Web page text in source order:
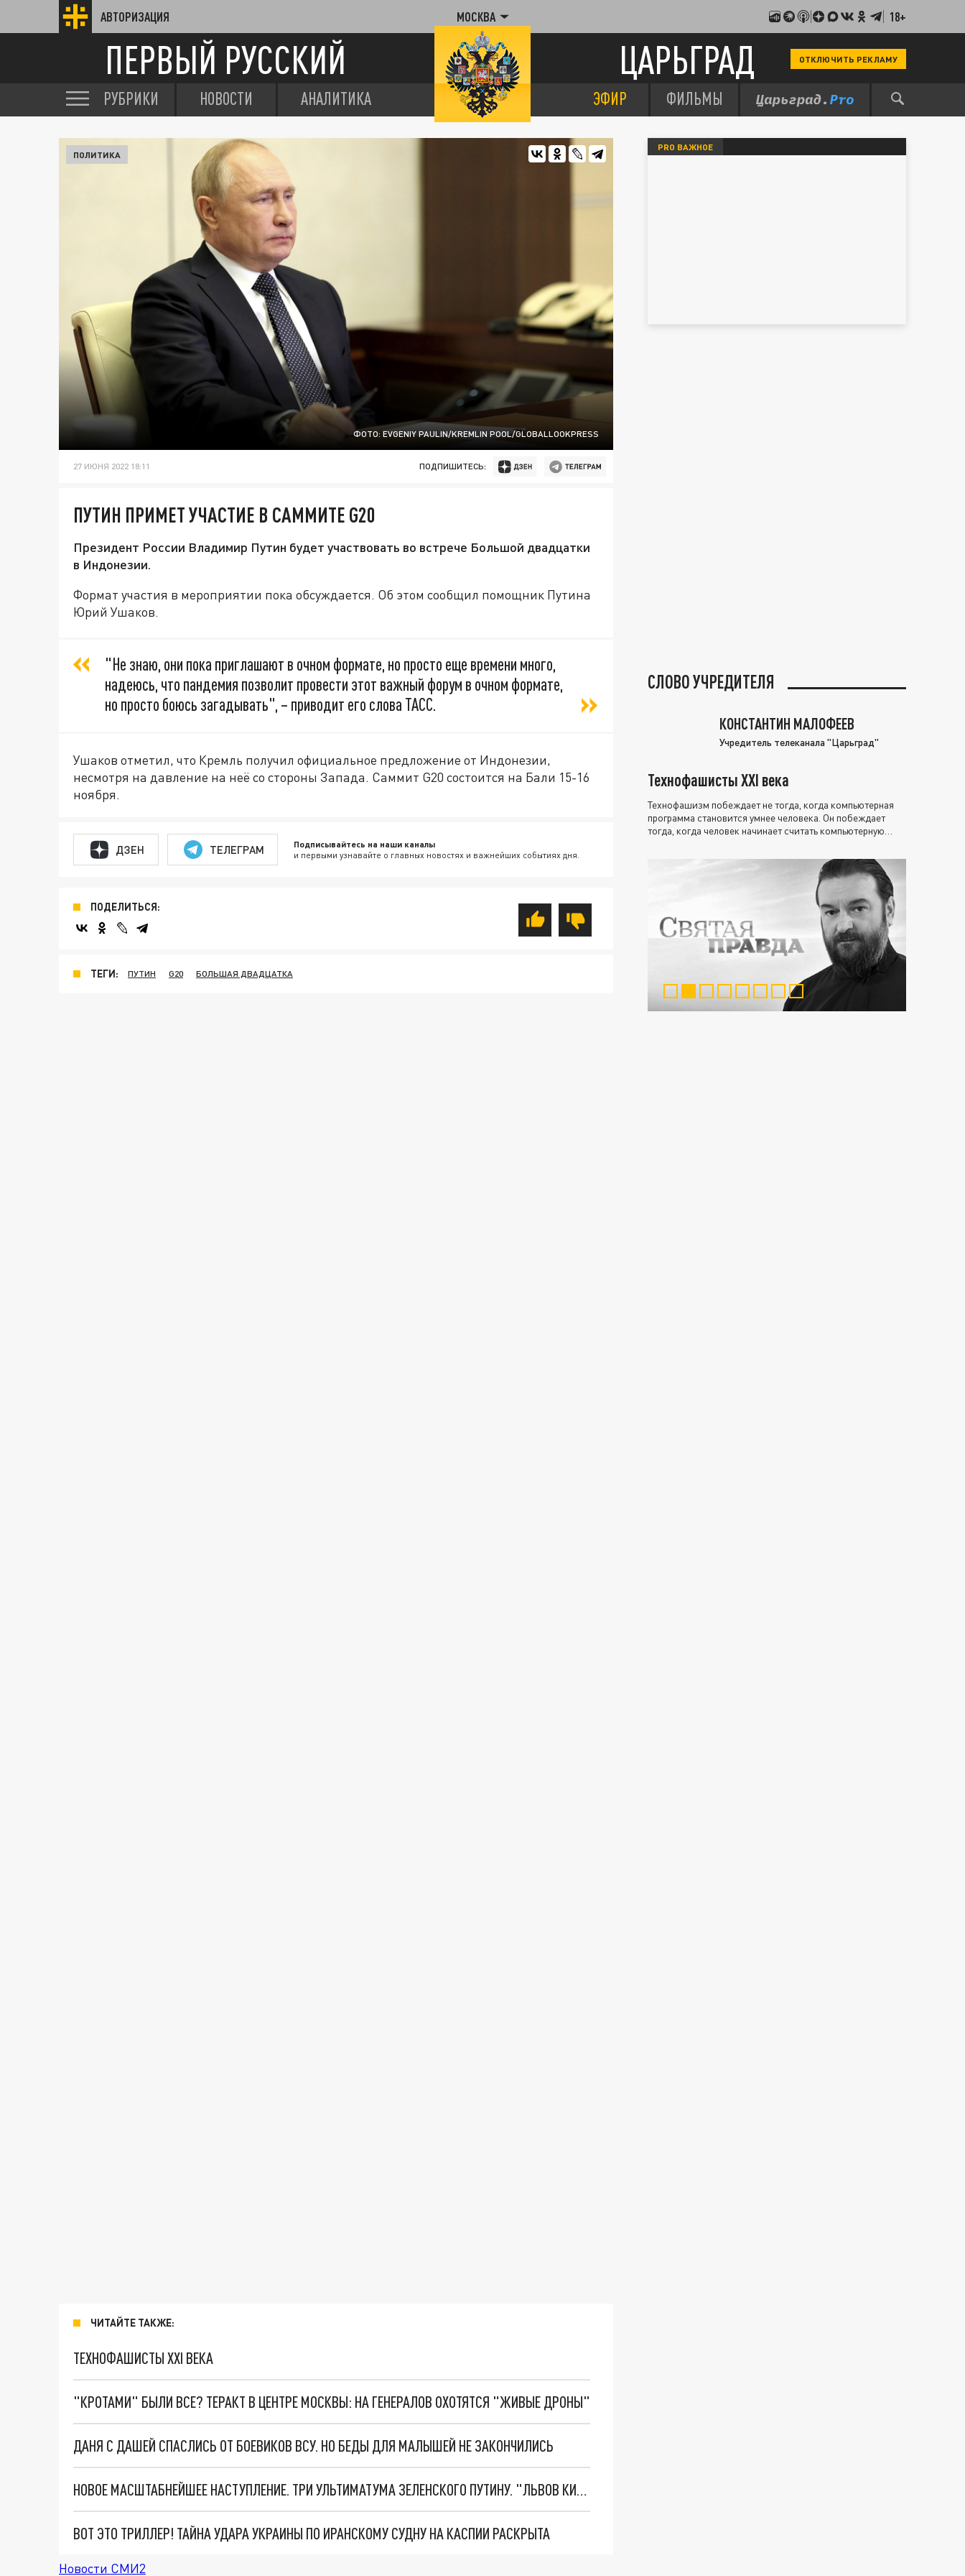
АВТОРИЗАЦИЯ МОСКВА 18+
ПЕРВЫЙ РУССКИЙ ЦАРЬГРАД ОТКЛЮЧИТЬ РЕКЛАМУ
РУБРИКИ НОВОСТИ АНАЛИТИКА ЭФИР ФИЛЬМЫ
ФОТО: EVGENIY PAULIN/KREMLIN POOL/GLOBALLOOKPRESS
ПОЛИТИКА
27 ИЮНЯ 2022 18:11 ПОДПИШИТЕСЬ:
ПУТИН ПРИМЕТ УЧАСТИЕ В САММИТЕ G20
Президент России Владимир Путин будет участвовать во встрече Большой двадцатки
в Индонезии.
Формат участия в мероприятии пока обсуждается. Об этом сообщил помощник Путина
Юрий Ушаков.
"Не знаю, они пока приглашают в очном формате, но просто еще времени много,
надеюсь, что пандемия позволит провести этот важный форум в очном формате,
но просто боюсь загадывать", – приводит его слова ТАСС.
Ушаков отметил, что Кремль получил официальное предложение от Индонезии,
несмотря на давление на неё со стороны Запада. Саммит G20 состоится на Бали 15-16
ноября.
ДЗЕН ТЕЛЕГРАМ Подписывайтесь на наши каналы
и первыми узнавайте о главных новостях и важнейших событиях дня.
ПОДЕЛИТЬСЯ:
ТЕГИ: ПУТИН G20 БОЛЬШАЯ ДВАДЦАТКА
ЧИТАЙТЕ ТАКЖЕ:
ТЕХНОФАШИСТЫ XXI ВЕКА
"КРОТАМИ" БЫЛИ ВСЕ? ТЕРАКТ В ЦЕНТРЕ МОСКВЫ: НА ГЕНЕРАЛОВ ОХОТЯТСЯ "ЖИВЫЕ ДРОНЫ"
ДАНЯ С ДАШЕЙ СПАСЛИСЬ ОТ БОЕВИКОВ ВСУ. НО БЕДЫ ДЛЯ МАЛЫШЕЙ НЕ ЗАКОНЧИЛИСЬ
НОВОЕ МАСШТАБНЕЙШЕЕ НАСТУПЛЕНИЕ. ТРИ УЛЬТИМАТУМА ЗЕЛЕНСКОГО ПУТИНУ. "ЛЬВОВ КИМА" ПОСТАВЯТ НА ПВО? ГЛОБАЛЬНЫЙ ПРОРЫВ ПОД ЗАПОРОЖЬЕМ
ВОТ ЭТО ТРИЛЛЕР! ТАЙНА УДАРА УКРАИНЫ ПО ИРАНСКОМУ СУДНУ НА КАСПИИ РАСКРЫТА
Новости СМИ2
PRO ВАЖНОЕ
СЛОВО УЧРЕДИТЕЛЯ
КОНСТАНТИН МАЛОФЕЕВ
Учредитель телеканала "Царьград"
Технофашисты XXI века
Технофашизм побеждает не тогда, когда компьютерная
программа становится умнее человека. Он побеждает
тогда, когда человек начинает считать компьютерную